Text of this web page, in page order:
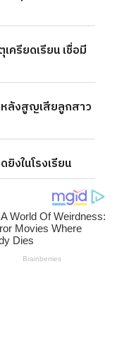
ครียดเรียน เชื่อมี
ลังสูญเสียลูกสาว
งในโรงเรียน